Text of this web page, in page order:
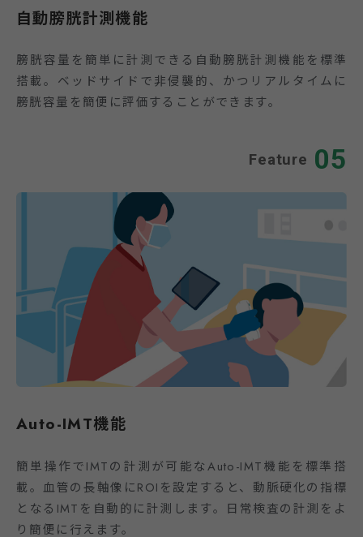
自動膀胱計測機能
膀胱容量を簡単に計測できる自動膀胱計測機能を標準
搭載。ベッドサイドで非侵襲的、かつリアルタイムに
膀胱容量を簡便に評価することができます。
Feature 05
Auto-IMT機能
簡単操作でIMTの計測が可能なAuto-IMT機能を標準搭
載。血管の長軸像にROIを設定すると、動脈硬化の指標
となるIMTを自動的に計測します。日常検査の計測をよ
り簡便に行えます。